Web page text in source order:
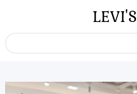
LEVI'S